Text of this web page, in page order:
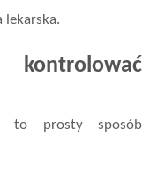
lekarska.
to prosty sposób